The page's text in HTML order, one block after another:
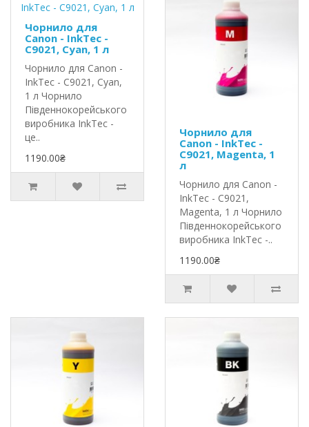
Чорнило для
Canon - InkTec -
C9021, Cyan, 1 л
Чорнило для Canon -
InkTec - C9021, Cyan,
1 л Чорнило
Південнокорейського
виробника InkTec -
це..
1190.00₴
Чорнило для
Canon - InkTec -
C9021, Magenta, 1
л
Чорнило для Canon -
InkTec - C9021,
Magenta, 1 л Чорнило
Південнокорейського
виробника InkTec -..
1190.00₴